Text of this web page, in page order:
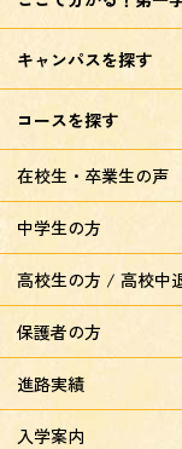
キャンパスを探す
コースを探す
在校生・卒業生の声
中学生の方
高校生の方 / 高校中
保護者の方
進路実績
入学案内